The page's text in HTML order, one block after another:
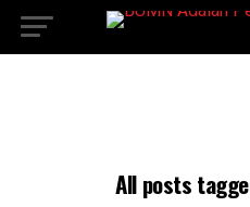
All posts